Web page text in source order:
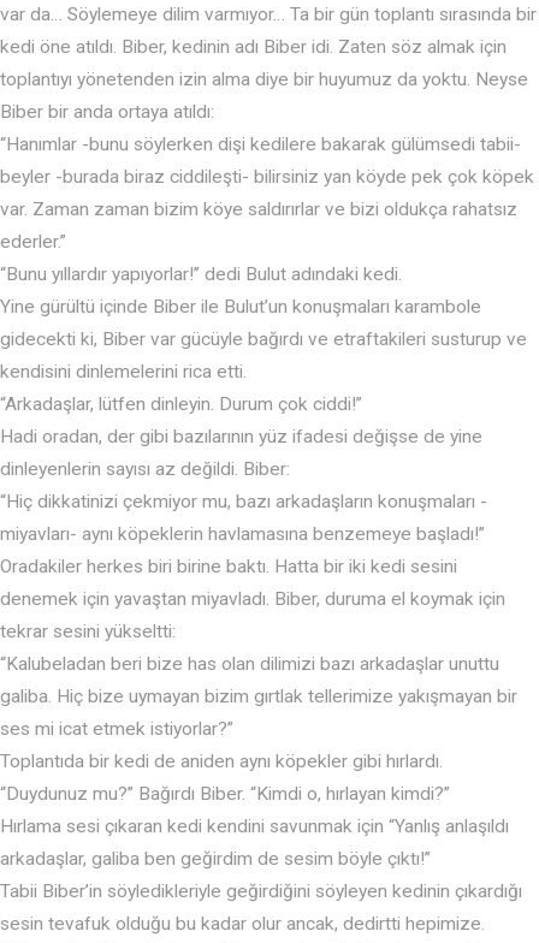
var da… Söylemeye dilim varmıyor… Ta bir gün toplantı sırasında bir
kedi öne atıldı. Biber, kedinin adı Biber idi. Zaten söz almak için
toplantıyı yönetenden izin alma diye bir huyumuz da yoktu. Neyse
Biber bir anda ortaya atıldı:
“Hanımlar -bunu söylerken dişi kedilere bakarak gülümsedi tabii-
beyler -burada biraz ciddileşti- bilirsiniz yan köyde pek çok köpek
var. Zaman zaman bizim köye saldırırlar ve bizi oldukça rahatsız
ederler.”
“Bunu yıllardır yapıyorlar!” dedi Bulut adındaki kedi.
Yine gürültü içinde Biber ile Bulut’un konuşmaları karambole
gidecekti ki, Biber var gücüyle bağırdı ve etraftakileri susturup ve
kendisini dinlemelerini rica etti.
“Arkadaşlar, lütfen dinleyin. Durum çok ciddi!”
Hadi oradan, der gibi bazılarının yüz ifadesi değişse de yine
dinleyenlerin sayısı az değildi. Biber:
“Hiç dikkatinizi çekmiyor mu, bazı arkadaşların konuşmaları -
miyavları- aynı köpeklerin havlamasına benzemeye başladı!”
Oradakiler herkes biri birine baktı. Hatta bir iki kedi sesini
denemek için yavaştan miyavladı. Biber, duruma el koymak için
tekrar sesini yükseltti:
“Kalubeladan beri bize has olan dilimizi bazı arkadaşlar unuttu
galiba. Hiç bize uymayan bizim gırtlak tellerimize yakışmayan bir
ses mi icat etmek istiyorlar?”
Toplantıda bir kedi de aniden aynı köpekler gibi hırlardı.
“Duydunuz mu?” Bağırdı Biber. “Kimdi o, hırlayan kimdi?”
Hırlama sesi çıkaran kedi kendini savunmak için “Yanlış anlaşıldı
arkadaşlar, galiba ben geğirdim de sesim böyle çıktı!”
Tabii Biber’in söyledikleriyle geğirdiğini söyleyen kedinin çıkardığı
sesin tevafuk olduğu bu kadar olur ancak, dedirtti hepimize.